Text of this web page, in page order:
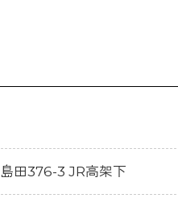
田376-3 JR高架下